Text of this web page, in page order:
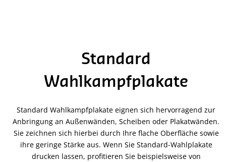
Standard
Wahlkampfplakate
Standard Wahlkampfplakate eignen sich hervorragend zur
Anbringung an Außenwänden, Scheiben oder Plakatwänden.
Sie zeichnen sich hierbei durch Ihre flache Oberfläche sowie
ihre geringe Stärke aus. Wenn Sie Standard-Wahlplakate
drucken lassen, profitieren Sie beispielsweise von